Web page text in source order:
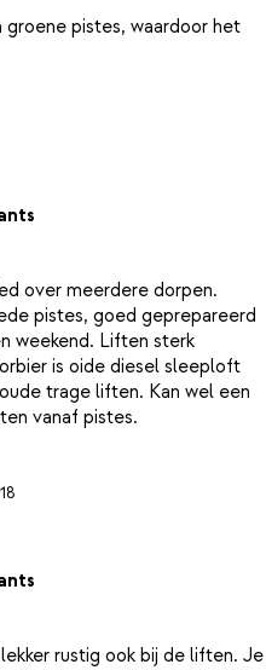
pistes, waardoor het
over meerdere dorpen.
pistes, goed geprepareerd
weekend. Liften sterk
is oide diesel sleeploft
trage liften. Kan wel een
rustig ook bij de liften. Je